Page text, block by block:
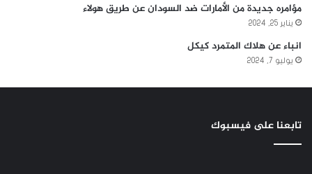
مؤامره جديدة من الأمارات ضد السودان عن طريق هولاء
يناير 25, 2024
انباء عن هلاك المتمرد كيكل
يوليو 7, 2024
تابعنا على فيسبوك